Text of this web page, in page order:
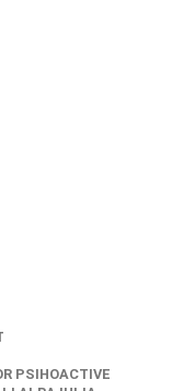
PSIHOACTIVE